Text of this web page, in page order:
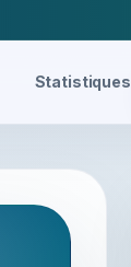
Statistiques